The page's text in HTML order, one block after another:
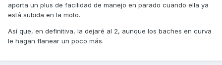
aporta un plus de facilidad de manejo en parado cuando ella ya
está subida en la moto.
Así que, en definitiva, la dejaré al 2, aunque los baches en curva
le hagan flanear un poco más.